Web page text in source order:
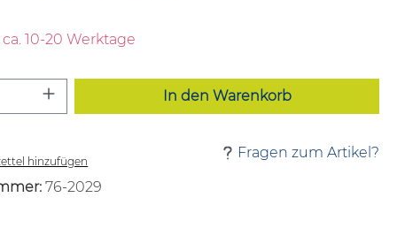
10-20 Werktage
Anzahl: Gib den gewünschten Wert
In den Warenkorb
hinzufügen
Fragen zum Artikel?
76-2029